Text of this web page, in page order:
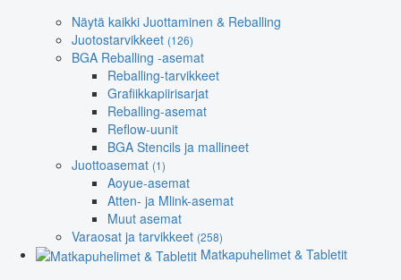
Näytä kaikki Juottaminen & Reballing
Juotostarvikkeet (126)
BGA Reballing -asemat
Reballing-tarvikkeet
Grafiikkapiirisarjat
Reballing-asemat
Reflow-uunit
BGA Stencils ja mallineet
Juottoasemat (1)
Aoyue-asemat
Atten- ja Mlink-asemat
Muut asemat
Varaosat ja tarvikkeet (258)
Matkapuhelimet & Tabletit